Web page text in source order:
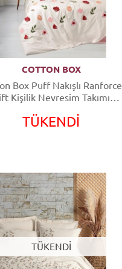
COTTON BOX
Box Puff Nakışlı Ranforce
Kişilik Nevresim Takımı
TÜKENDİ
TÜKENDİ